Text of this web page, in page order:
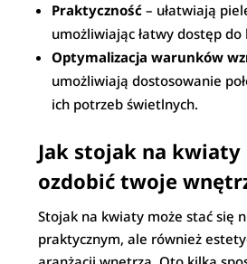
Praktyczność – ułatwiają
umożliwiając łatwy dostęp do
Optymalizacja warunków
umożliwiają dostosowanie
ich potrzeb świetlnych.
Jak stojak na kwiaty
ozdobić twoje
Stojak na kwiaty może stać się
praktycznym, ale również